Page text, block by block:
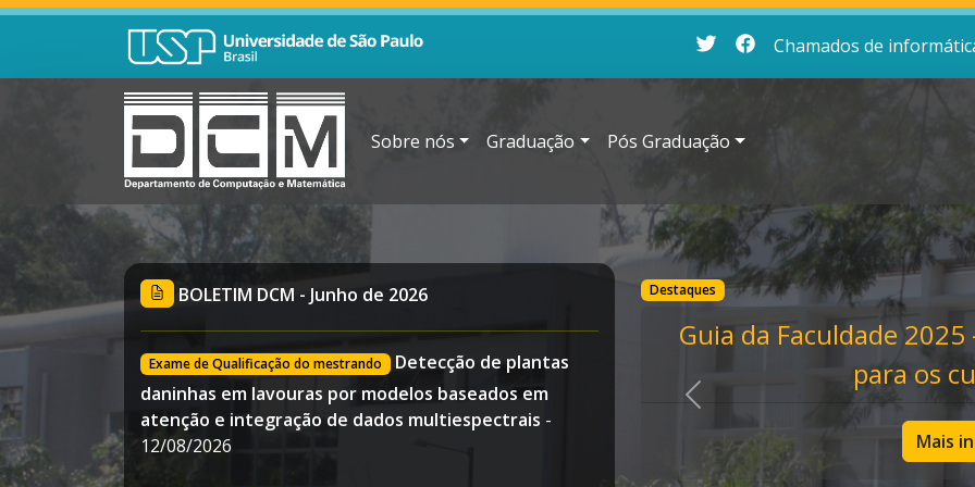
Chamados de
Sobre nós Graduação Pós Graduação
BOLETIM DCM - Junho de 2026
Exame de Qualificação do mestrando
Detecção de plantas
daninhas em lavouras por modelos baseados em
atenção e integração de dados multiespectrais -
12/08/2026
Destaques
Guia da Faculdade
para os
Mais
Destaques
Complexidade LMC em
método de
ressonância
Everton